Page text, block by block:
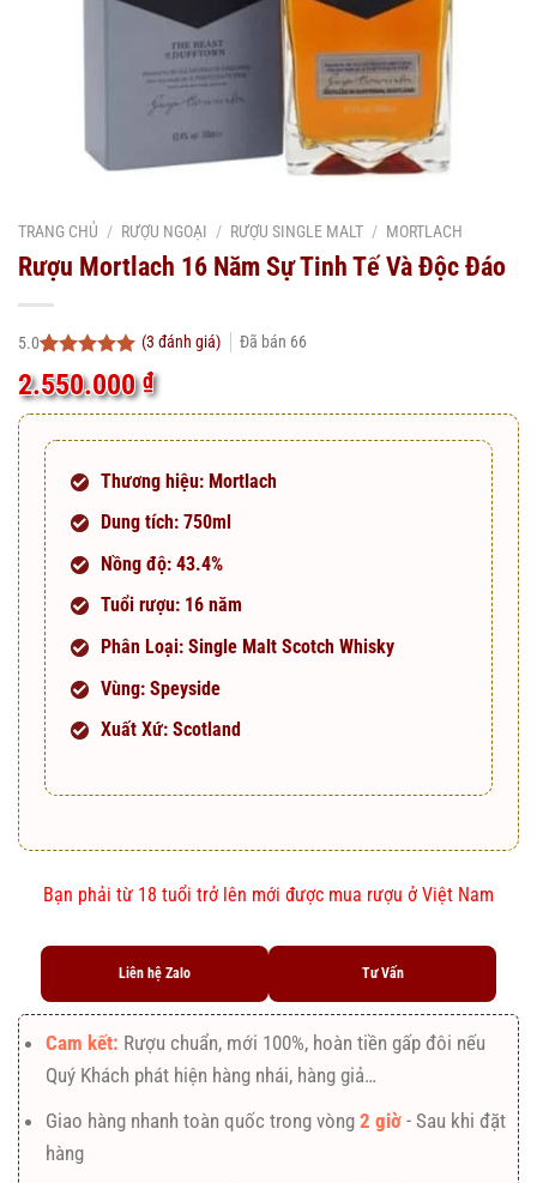
TRANG CHỦ / RƯỢU NGOẠI / RƯỢU SINGLE MALT / MORTLACH
Rượu Mortlach 16 Năm Sự Tinh Tế Và Độc Đáo
5.0
5.0trên 5
dựa trên
3
đánh giá
(3 đánh giá) Đã bán 66
2.550.000₫
Thương hiệu: Mortlach
Dung tích: 750ml
Nồng độ: 43.4%
Tuổi rượu: 16 năm
Phân Loại: Single Malt Scotch Whisky
Vùng: Speyside
Xuất Xứ: Scotland
Bạn phải từ 18 tuổi trở lên mới được mua rượu ở Việt Nam
Liên hệ Zalo Tư Vấn
Cam kết: Rượu chuẩn, mới 100%, hoàn tiền gấp đôi nếu
Quý Khách phát hiện hàng nhái, hàng giả…
Giao hàng nhanh toàn quốc trong vòng2 giờ - Sau khi đặt
hàng